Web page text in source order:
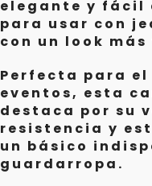
elegante y fácil
para usar con
con un look
Perfecta para
eventos, esta
destaca por su
resistencia y
un básico
guardarropa.